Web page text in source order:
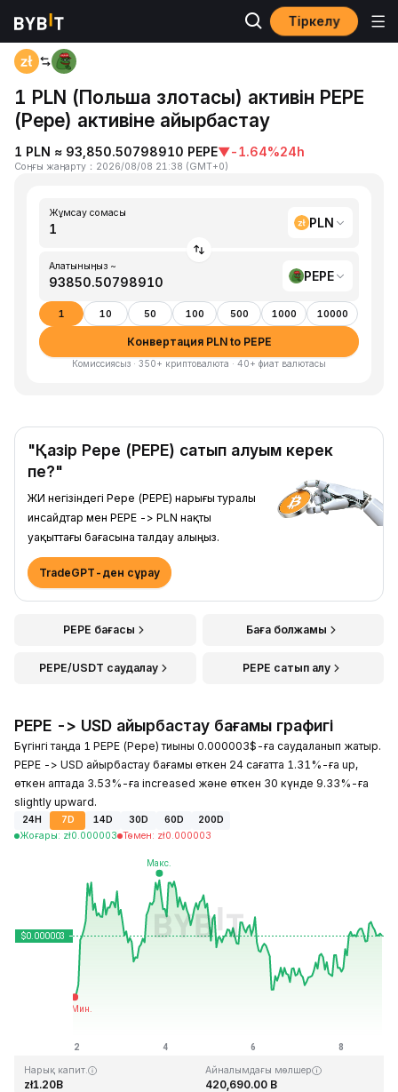
Тіркелу
Басты бет
1 PLN (Польша злотасы) активін PEPE
(Pepe) активіне айырбастау
1 PLN ≈ 93,850.50798910 PEPE▼-1.64%24h
Соңғы жаңарту ： 2026/08/08 21:38 (GMT+0)
Жұмсау сомасы
PLN
Алатыныңыз ~
PEPE
1 10 50 100 500 1000 10000
Конвертация PLN to PEPE
Комиссиясыз · 350+ криптовалюта · 40+ фиат валютасы
"Қазір Pepe (PEPE) сатып алуым керек
пе?"
ЖИ негізіндегі Pepe (PEPE) нарығы туралы
инсайдтар мен PEPE -> PLN нақты
уақыттағы бағасына талдау алыңыз.
TradeGPT-ден сұрау
PEPE бағасы Баға болжамы
PEPE/USDT саудалау PEPE сатып алу
PEPE -> USD айырбастау бағамы графигі
Бүгінгі таңда 1 PEPE (Pepe) тиыны 0.000003$-ға саудаланып жатыр.
PEPE -> USD айырбастау бағамы өткен 24 сағатта 1.31%-ға up,
өткен аптада 3.53%-ға increased және өткен 30 күнде 9.33%-ға
slightly upward.
24H 7D 14D 30D 60D
200D
Жоғары: zł0.000003 Төмен: zł0.000003
Соңғы жаңарту: 2026-08-08, 21:38 GMT+0
zł0.000028 zł0.000000
Нарық капит.
zł1.20B
Айналымдағы мөлшер
420,690.00 B